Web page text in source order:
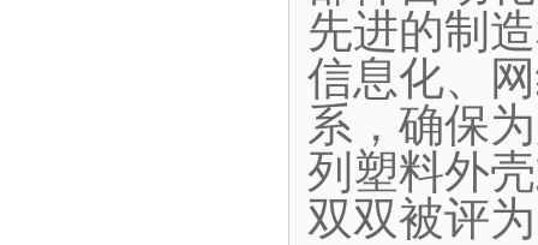
先进的制
信息化、
系，确保
列塑料外
双双被评